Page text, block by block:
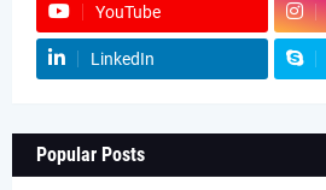
YouTube
LinkedIn
Popular Posts